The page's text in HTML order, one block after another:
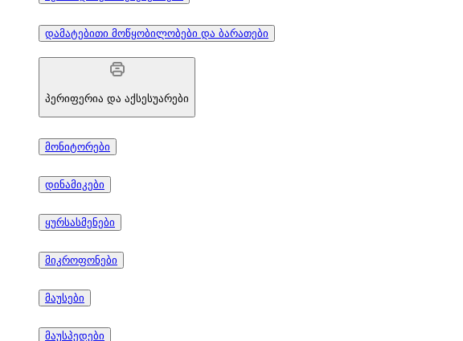
დამატებითი მოწყობილობები და ბარათები
პერიფერია და აქსესუარები
მონიტორები
დინამიკები
ყურსასმენები
მიკროფონები
მაუსები
მაუსპედები